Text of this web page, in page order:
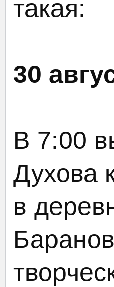
такая:
30
В 7:00
Духова
в